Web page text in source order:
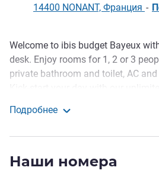
14400 NONANT, Франция -
Описание
Welcome to ibis budget Bayeux
desk. Enjoy rooms for 1, 2 or 3
private bathroom and toilet, AC and
weekends. Take advantage of our
Ideally located in the heart of the
Подробнее
Наши номера